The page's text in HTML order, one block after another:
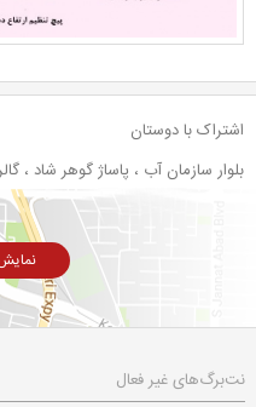
اشتراک با دوستان
بلوار سازمان آب ، پاساژ گوهر شاد ،
نت‌برگ‌های غیر فعال